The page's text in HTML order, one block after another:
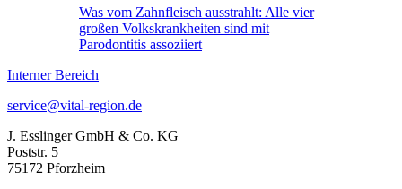
Was vom Zahnfleisch ausstrahlt: Alle vier
großen Volkskrankheiten sind mit
Parodontitis assoziiert
Interner Bereich
service@vital-region.de
J. Esslinger GmbH & Co. KG
Poststr. 5
75172 Pforzheim